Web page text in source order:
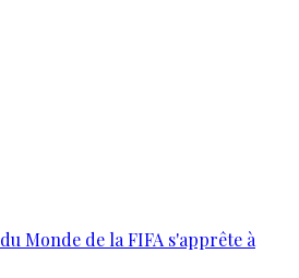
Monde de la FIFA s'apprête à